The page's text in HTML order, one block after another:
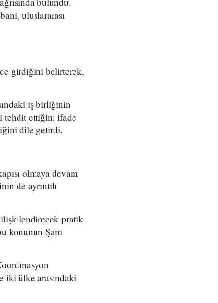
uluslararası
girdiğini belirterek,
iş birliğinin
tehdit ettiğini ifade
dile getirdi.
olmaya devam
de ayrıntılı
pratik
konunun Şam
iki ülke arasındaki